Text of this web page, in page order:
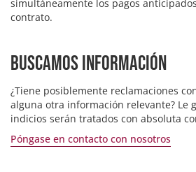
simultáneamente los pagos
contrato.
Buscamos información
¿Tiene posiblemente reclamaciones
alguna otra información relevante? Le
indicios serán tratados con absoluta
Póngase en contacto con nosotros